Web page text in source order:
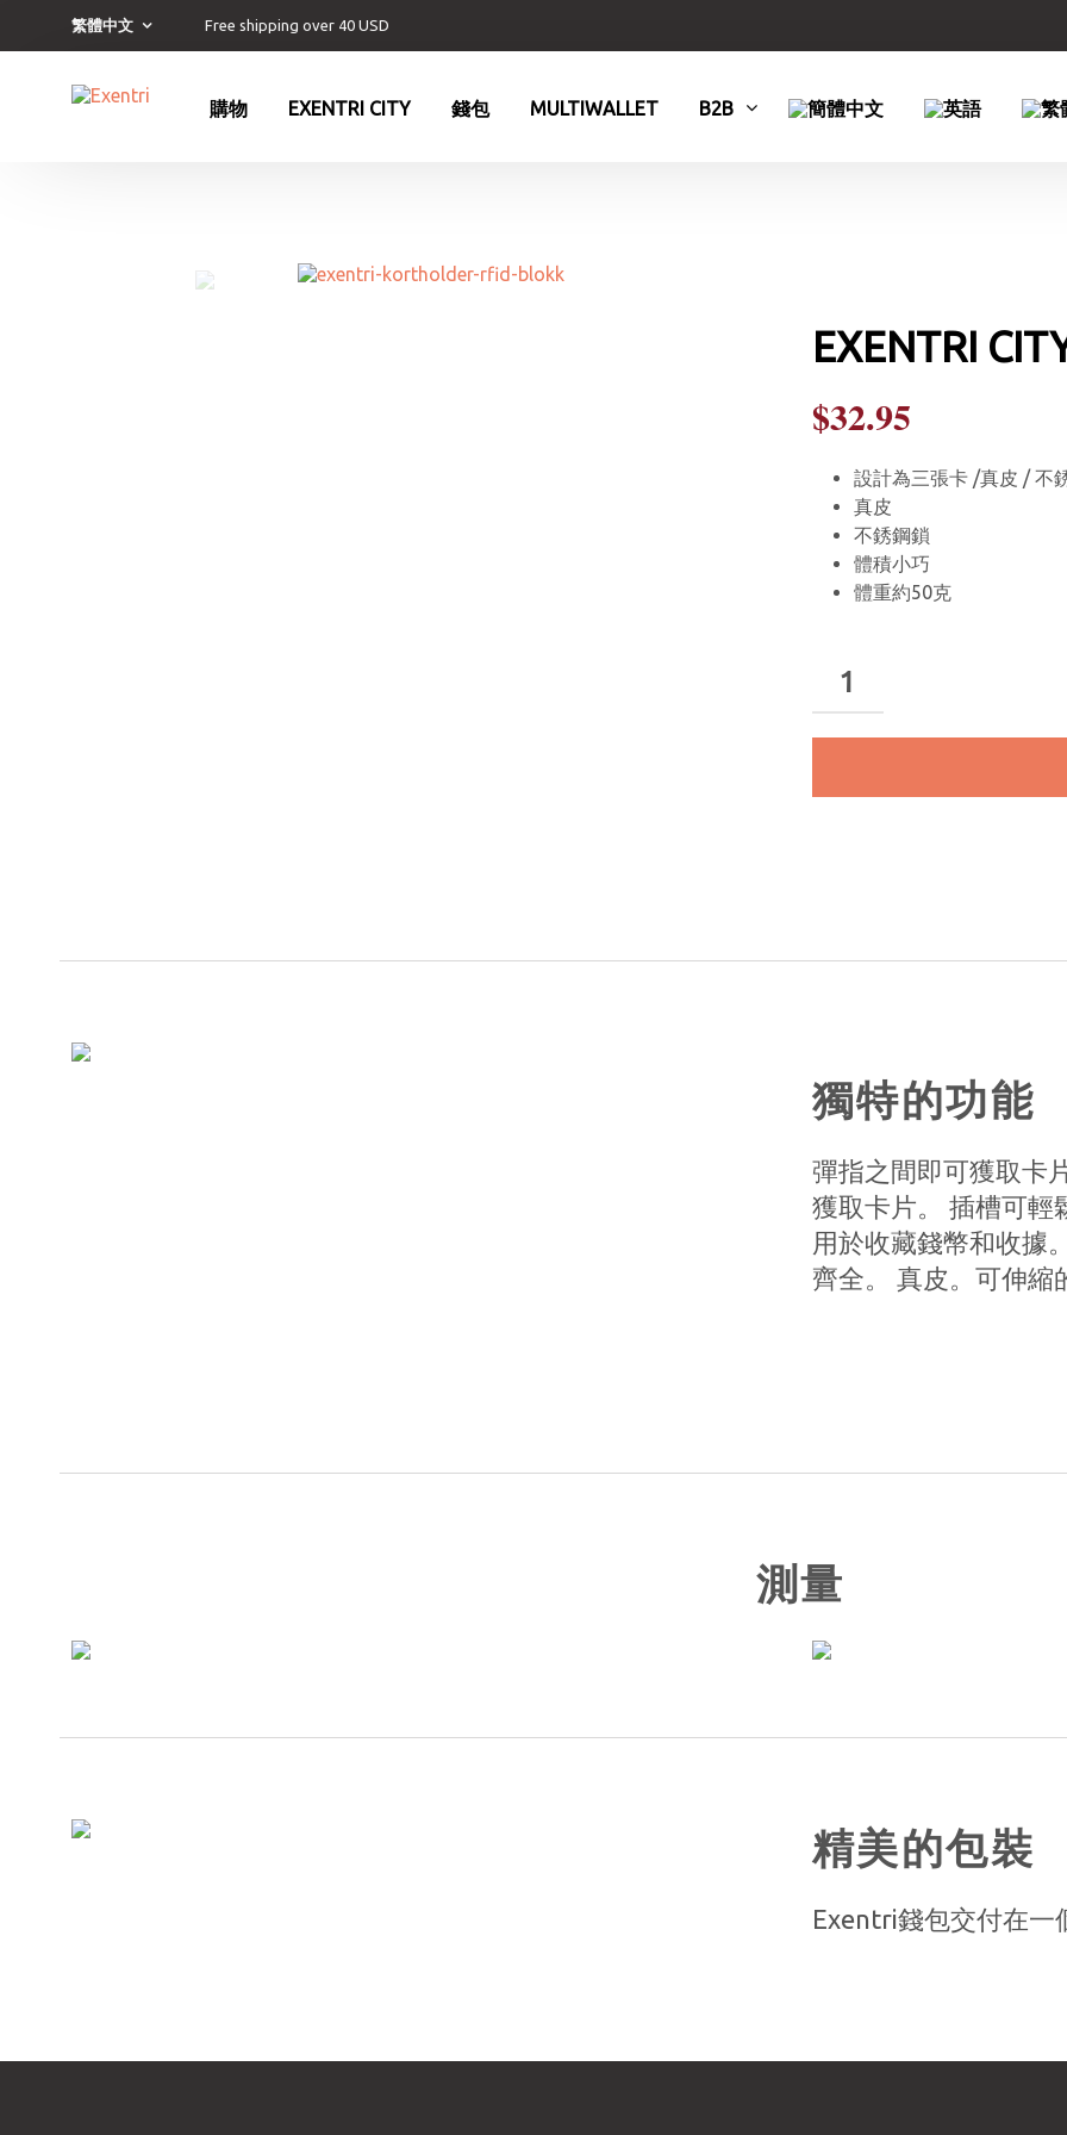
繁體中文 Free shipping over 40 USD
購物 EXENTRI CITY 錢包 MULTIWALLET B2B
EXENTRI
$32.95
設計為三張卡 /真皮 / 不
真皮
不銹鋼鎖
體積小巧
體重約50克
獨特的功能
彈指之間即可獲取卡
獲取卡片。 插槽可輕
用於收藏錢幣和收據
齊全。 真皮。可伸縮
測量
精美的包裝
Exentri錢包交付在一